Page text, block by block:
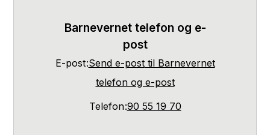
Barnevernet telefon og e-
post
E-postSend e-posttil Barnevernet
telefon og e-post
Telefon90 55 19 70